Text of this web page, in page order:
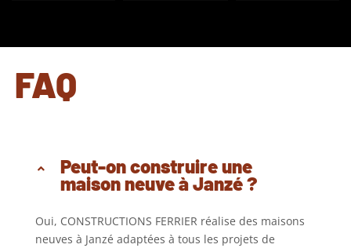
FAQ
Peut-on construire une
maison neuve à Janzé ?
Oui, CONSTRUCTIONS FERRIER réalise des maisons
neuves à Janzé adaptées à tous les projets de